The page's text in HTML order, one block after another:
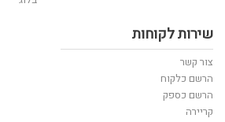
שירות לקוחות
צור קשר
הרשם כלקוח
הרשם כספק
קריירה